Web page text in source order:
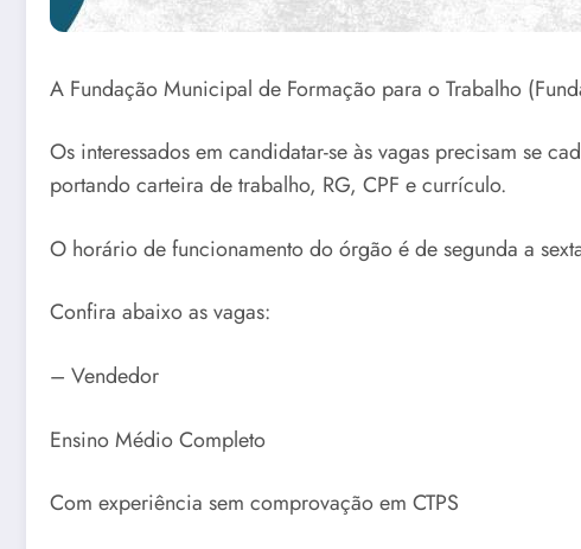
A Fundação Municipal de Formação para o Trabalho
Os interessados em candidatar-se às vagas precisam se
portando carteira de trabalho, RG, CPF e currículo.
O horário de funcionamento do órgão é de segunda a
Confira abaixo as vagas:
– Vendedor
Ensino Médio Completo
Com experiência sem comprovação em CTPS